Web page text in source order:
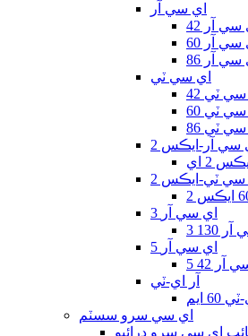
اي سي آر
سي آر 42
سي آر 60
سي آر 86
اي سي ٽي
ٽي 42
ٽي 60
ٽي 86
سي آر-ايڪس 2
سي ٽي-ايڪس 2
3 اي سي آر
130
5 اي سي آر
آر 42
آر اي-ٽي
60 ايم
اي سي سرو سسٽم
اي سي سرو ڊرائيو